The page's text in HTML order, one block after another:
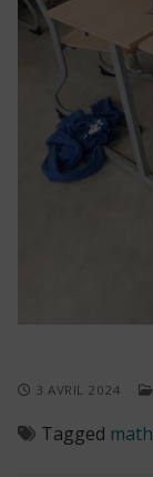
3 AVRIL 2024
Tagged